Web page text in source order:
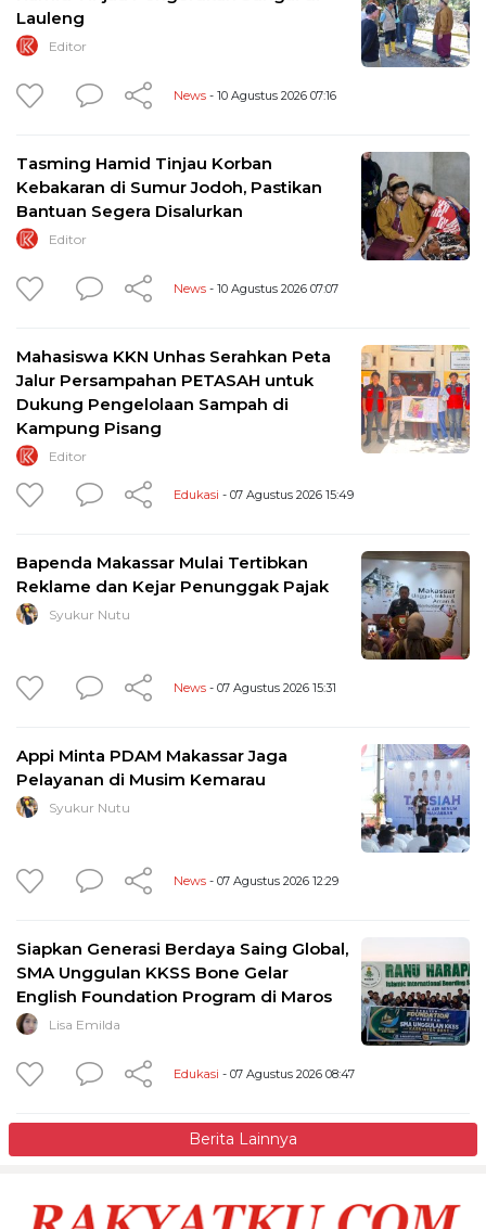
Lauleng
Editor
News - 10 Agustus 2026 07:16
Tasming Hamid Tinjau Korban
Kebakaran di Sumur Jodoh, Pastikan
Bantuan Segera Disalurkan
Editor
News - 10 Agustus 2026 07:07
Mahasiswa KKN Unhas Serahkan Peta
Jalur Persampahan PETASAH untuk
Dukung Pengelolaan Sampah di
Kampung Pisang
Editor
Edukasi - 07 Agustus 2026 15:49
Bapenda Makassar Mulai Tertibkan
Reklame dan Kejar Penunggak Pajak
Syukur Nutu
News - 07 Agustus 2026 15:31
Appi Minta PDAM Makassar Jaga
Pelayanan di Musim Kemarau
Syukur Nutu
News - 07 Agustus 2026 12:29
Siapkan Generasi Berdaya Saing Global,
SMA Unggulan KKSS Bone Gelar
English Foundation Program di Maros
Lisa Emilda
Edukasi - 07 Agustus 2026 08:47
Berita Lainnya